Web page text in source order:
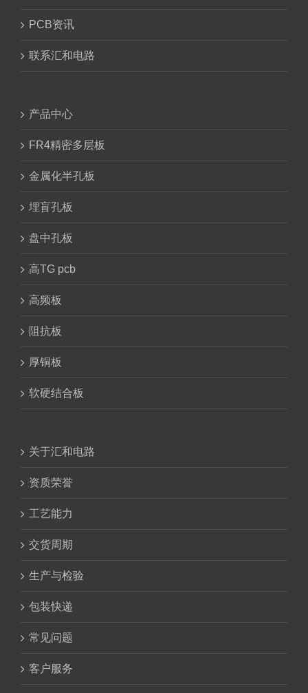
PCB资讯
联系汇和电路
产品中心
FR4精密多层板
金属化半孔板
埋盲孔板
盘中孔板
高TG pcb
高频板
阻抗板
厚铜板
软硬结合板
关于汇和电路
资质荣誉
工艺能力
交货周期
生产与检验
包装快递
常见问题
客户服务